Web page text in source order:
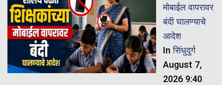
मोबाईल वापरावर
बंदी घालण्याचे
आदेश
Inसिंधुदुर्ग
August 7,
2026 9:40